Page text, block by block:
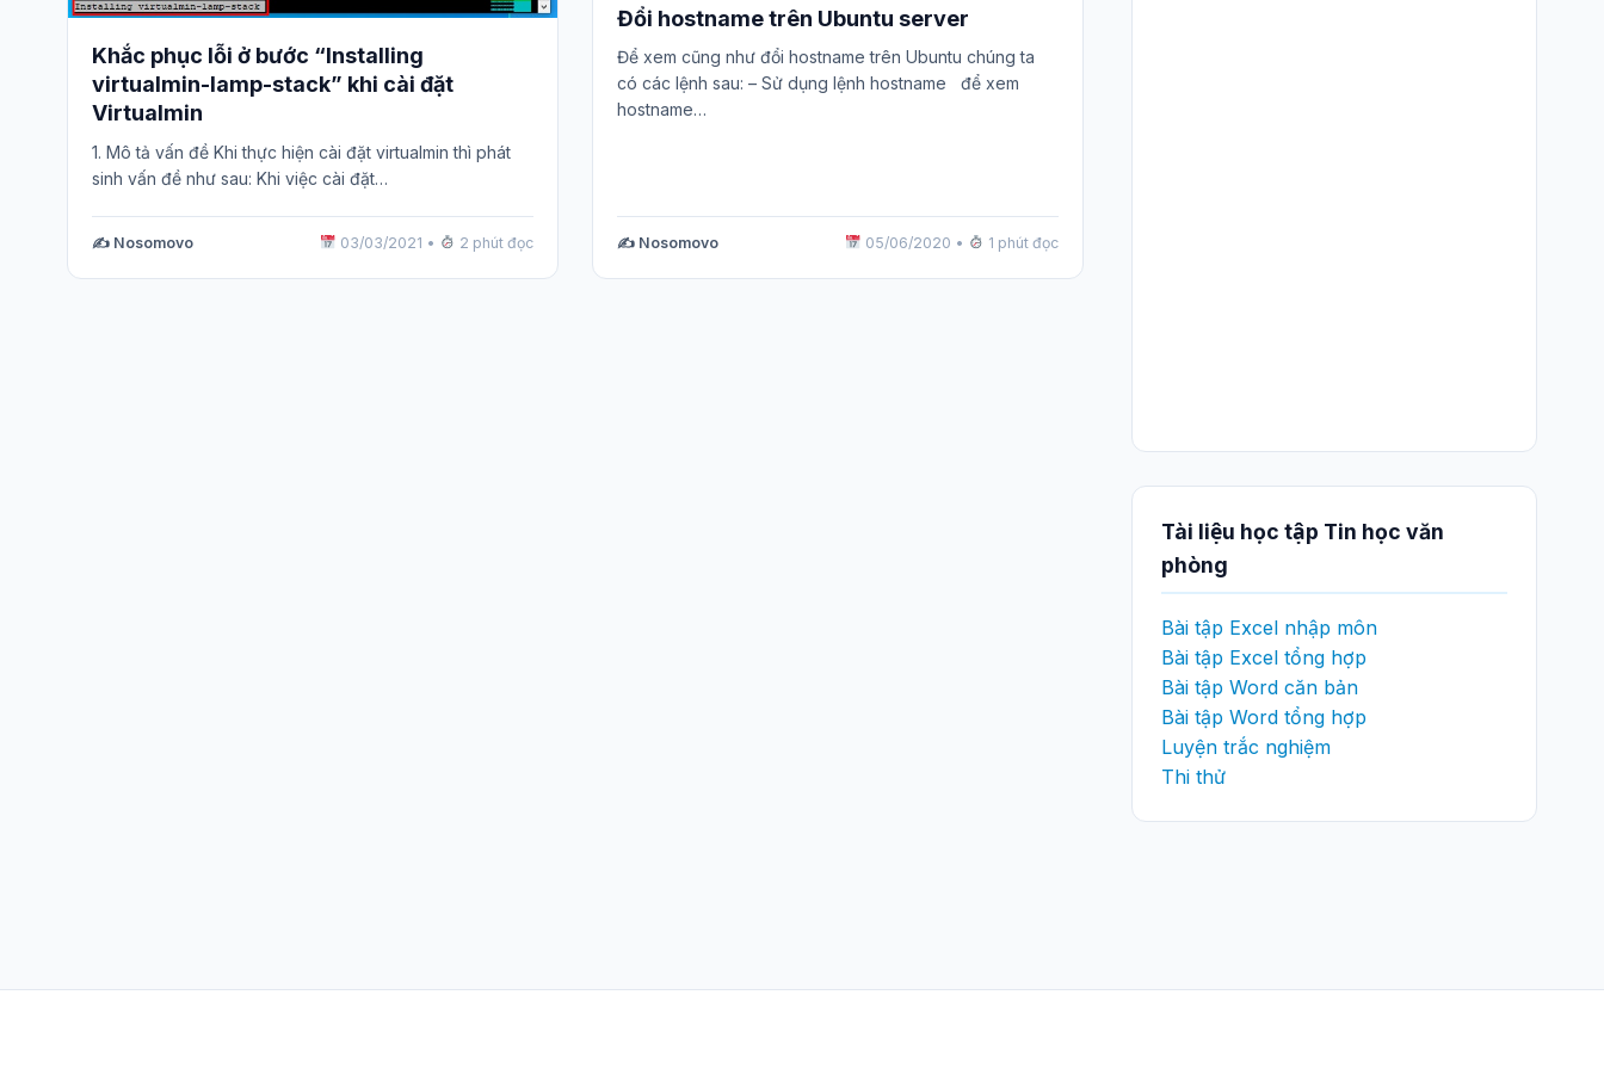
Khắc phục lỗi ở bước “Installing
virtualmin-lamp-stack” khi cài đặt
Virtualmin
1. Mô tả vấn đề Khi thực hiện cài đặt virtualmin thì phát
sinh vấn đề như sau: Khi việc cài đặt…
✍️ Nosomovo 03/03/2021 • 2 phút đọc
Đổi hostname trên Ubuntu server
Để xem cũng như đổi hostname trên Ubuntu chúng ta
có các lệnh sau: – Sử dụng lệnh hostname để xem
hostname…
✍️ Nosomovo 05/06/2020 • 1 phút đọc
Tài liệu học tập Tin học văn
phòng
Bài tập Excel nhập môn
Bài tập Excel tổng hợp
Bài tập Word căn bản
Bài tập Word tổng hợp
Luyện trắc nghiệm
Thi thử